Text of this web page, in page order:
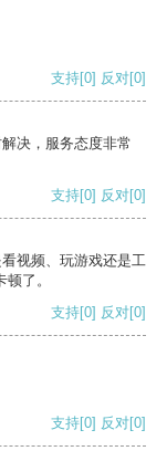
支持[0] 反对[0]
决，服务态度非常
支持[0] 反对[0]
视频、玩游戏还是工
了。
支持[0] 反对[0]
支持[0] 反对[0]